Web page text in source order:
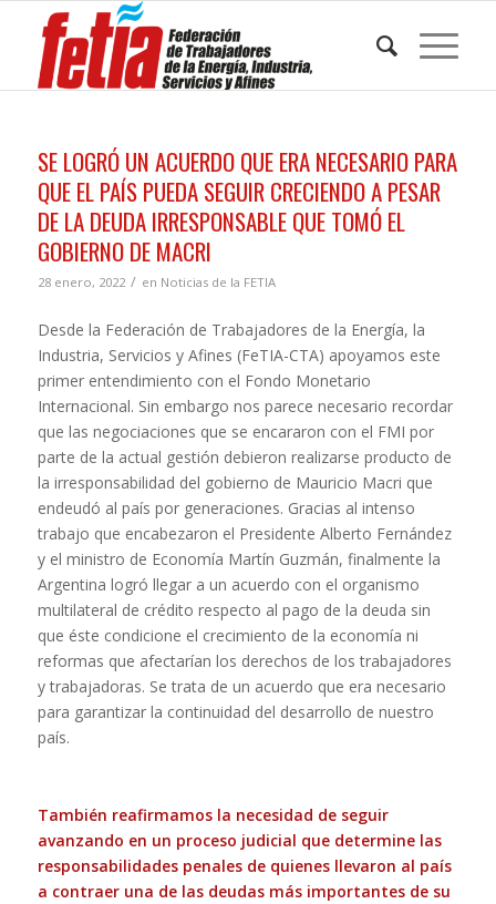
SE LOGRÓ UN ACUERDO QUE ERA NECESARIO PARA
QUE EL PAÍS PUEDA SEGUIR CRECIENDO A PESAR
DE LA DEUDA IRRESPONSABLE QUE TOMÓ EL
GOBIERNO DE MACRI
28 enero, 2022 / en Noticias de la FETIA
Desde la Federación de Trabajadores de la Energía, la
Industria, Servicios y Afines (FeTIA-CTA) apoyamos este
primer entendimiento con el Fondo Monetario
Internacional. Sin embargo nos parece necesario recordar
que las negociaciones que se encararon con el FMI por
parte de la actual gestión debieron realizarse producto de
la irresponsabilidad del gobierno de Mauricio Macri que
endeudó al país por generaciones. Gracias al intenso
trabajo que encabezaron el Presidente Alberto Fernández
y el ministro de Economía Martín Guzmán, finalmente la
Argentina logró llegar a un acuerdo con el organismo
multilateral de crédito respecto al pago de la deuda sin
que éste condicione el crecimiento de la economía ni
reformas que afectarían los derechos de los trabajadores
y trabajadoras. Se trata de un acuerdo que era necesario
para garantizar la continuidad del desarrollo de nuestro
país.
También reafirmamos la necesidad de seguir
avanzando en un proceso judicial que determine las
responsabilidades penales de quienes llevaron al país
a contraer una de las deudas más importantes de su